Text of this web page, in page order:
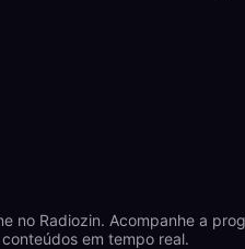
no Radiozin. Acompanhe a
em tempo real.